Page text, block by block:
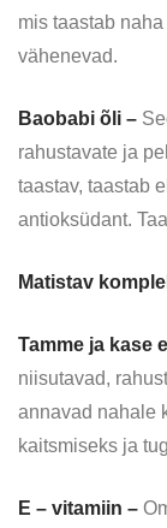
mis taastab
vähenevad.
Baobabi õli –
rahustavate ja
taastav, taastab
antioksüdant.
Matistav
Tamme ja kase
niisutavad,
annavad nahale
kaitsmiseks ja
E – vitamiin –